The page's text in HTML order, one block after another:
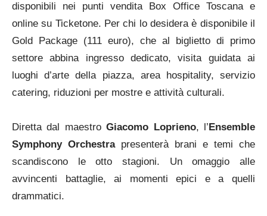
disponibili nei punti vendita Box Office Toscana e
online su Ticketone. Per chi lo desidera è disponibile il
Gold Package (111 euro), che al biglietto di primo
settore abbina ingresso dedicato, visita guidata ai
luoghi d’arte della piazza, area hospitality, servizio
catering, riduzioni per mostre e attività culturali.
Diretta dal maestroGiacomo Loprieno, l’Ensemble
Symphony Orchestrapresenterà brani e temi che
scandiscono le otto stagioni. Un omaggio alle
avvincenti battaglie, ai momenti epici e a quelli
drammatici.